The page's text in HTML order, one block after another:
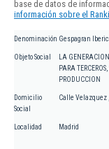
base de datos de
información sobre el
Denominación Gespagran
Objeto Social
LA
PARA
PRODUCCION
Domicilio
Social
Calle Velazquez
Localidad Madrid